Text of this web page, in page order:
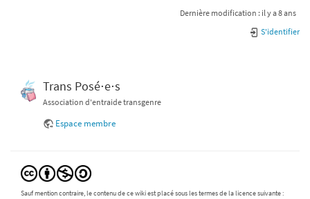
Dernière modification : il y a 8 ans
S'identifier
Trans Posé⋅e⋅s
Association d'entraide transgenre
Espace membre
Sauf mention contraire, le contenu de ce wiki est placé sous les termes de la licence suivante :